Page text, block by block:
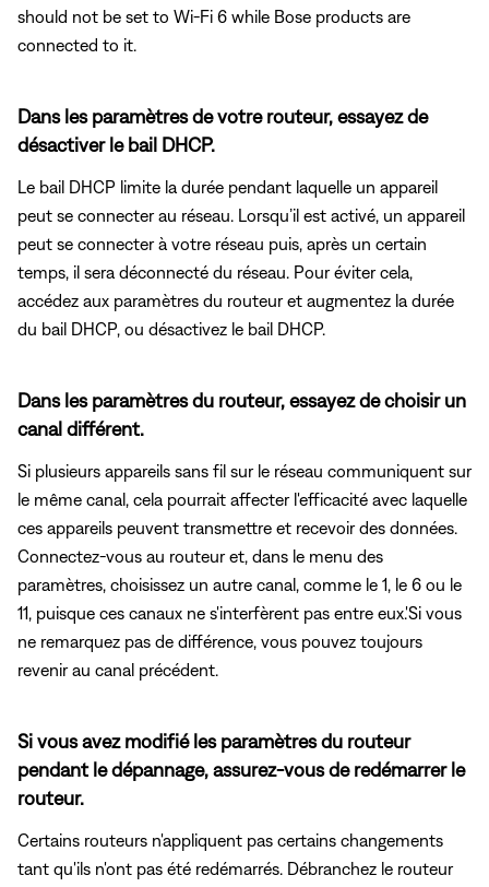
should not be set to Wi-Fi 6 while Bose products are
connected to it.
Dans les paramètres de votre routeur, essayez de
désactiver le bail DHCP.
Le bail DHCP limite la durée pendant laquelle un appareil
peut se connecter au réseau. Lorsqu’il est activé, un appareil
peut se connecter à votre réseau puis, après un certain
temps, il sera déconnecté du réseau. Pour éviter cela,
accédez aux paramètres du routeur et augmentez la durée
du bail DHCP, ou désactivez le bail DHCP.
Dans les paramètres du routeur, essayez de choisir un
canal différent.
Si plusieurs appareils sans fil sur le réseau communiquent sur
le même canal, cela pourrait affecter l'efficacité avec laquelle
ces appareils peuvent transmettre et recevoir des données.
Connectez-vous au routeur et, dans le menu des
paramètres, choisissez un autre canal, comme le 1, le 6 ou le
11, puisque ces canaux ne s'interfèrent pas entre eux.'Si vous
ne remarquez pas de différence, vous pouvez toujours
revenir au canal précédent.
Si vous avez modifié les paramètres du routeur
pendant le dépannage, assurez-vous de redémarrer le
routeur.
Certains routeurs n'appliquent pas certains changements
tant qu'ils n'ont pas été redémarrés. Débranchez le routeur